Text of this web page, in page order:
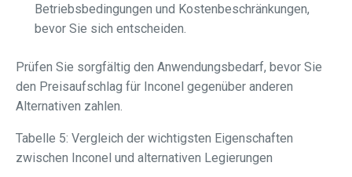
Betriebsbedingungen und Kostenbeschränkungen,
bevor Sie sich entscheiden.
Prüfen Sie sorgfältig den Anwendungsbedarf, bevor Sie
den Preisaufschlag für Inconel gegenüber anderen
Alternativen zahlen.
Tabelle 5: Vergleich der wichtigsten Eigenschaften
zwischen Inconel und alternativen Legierungen